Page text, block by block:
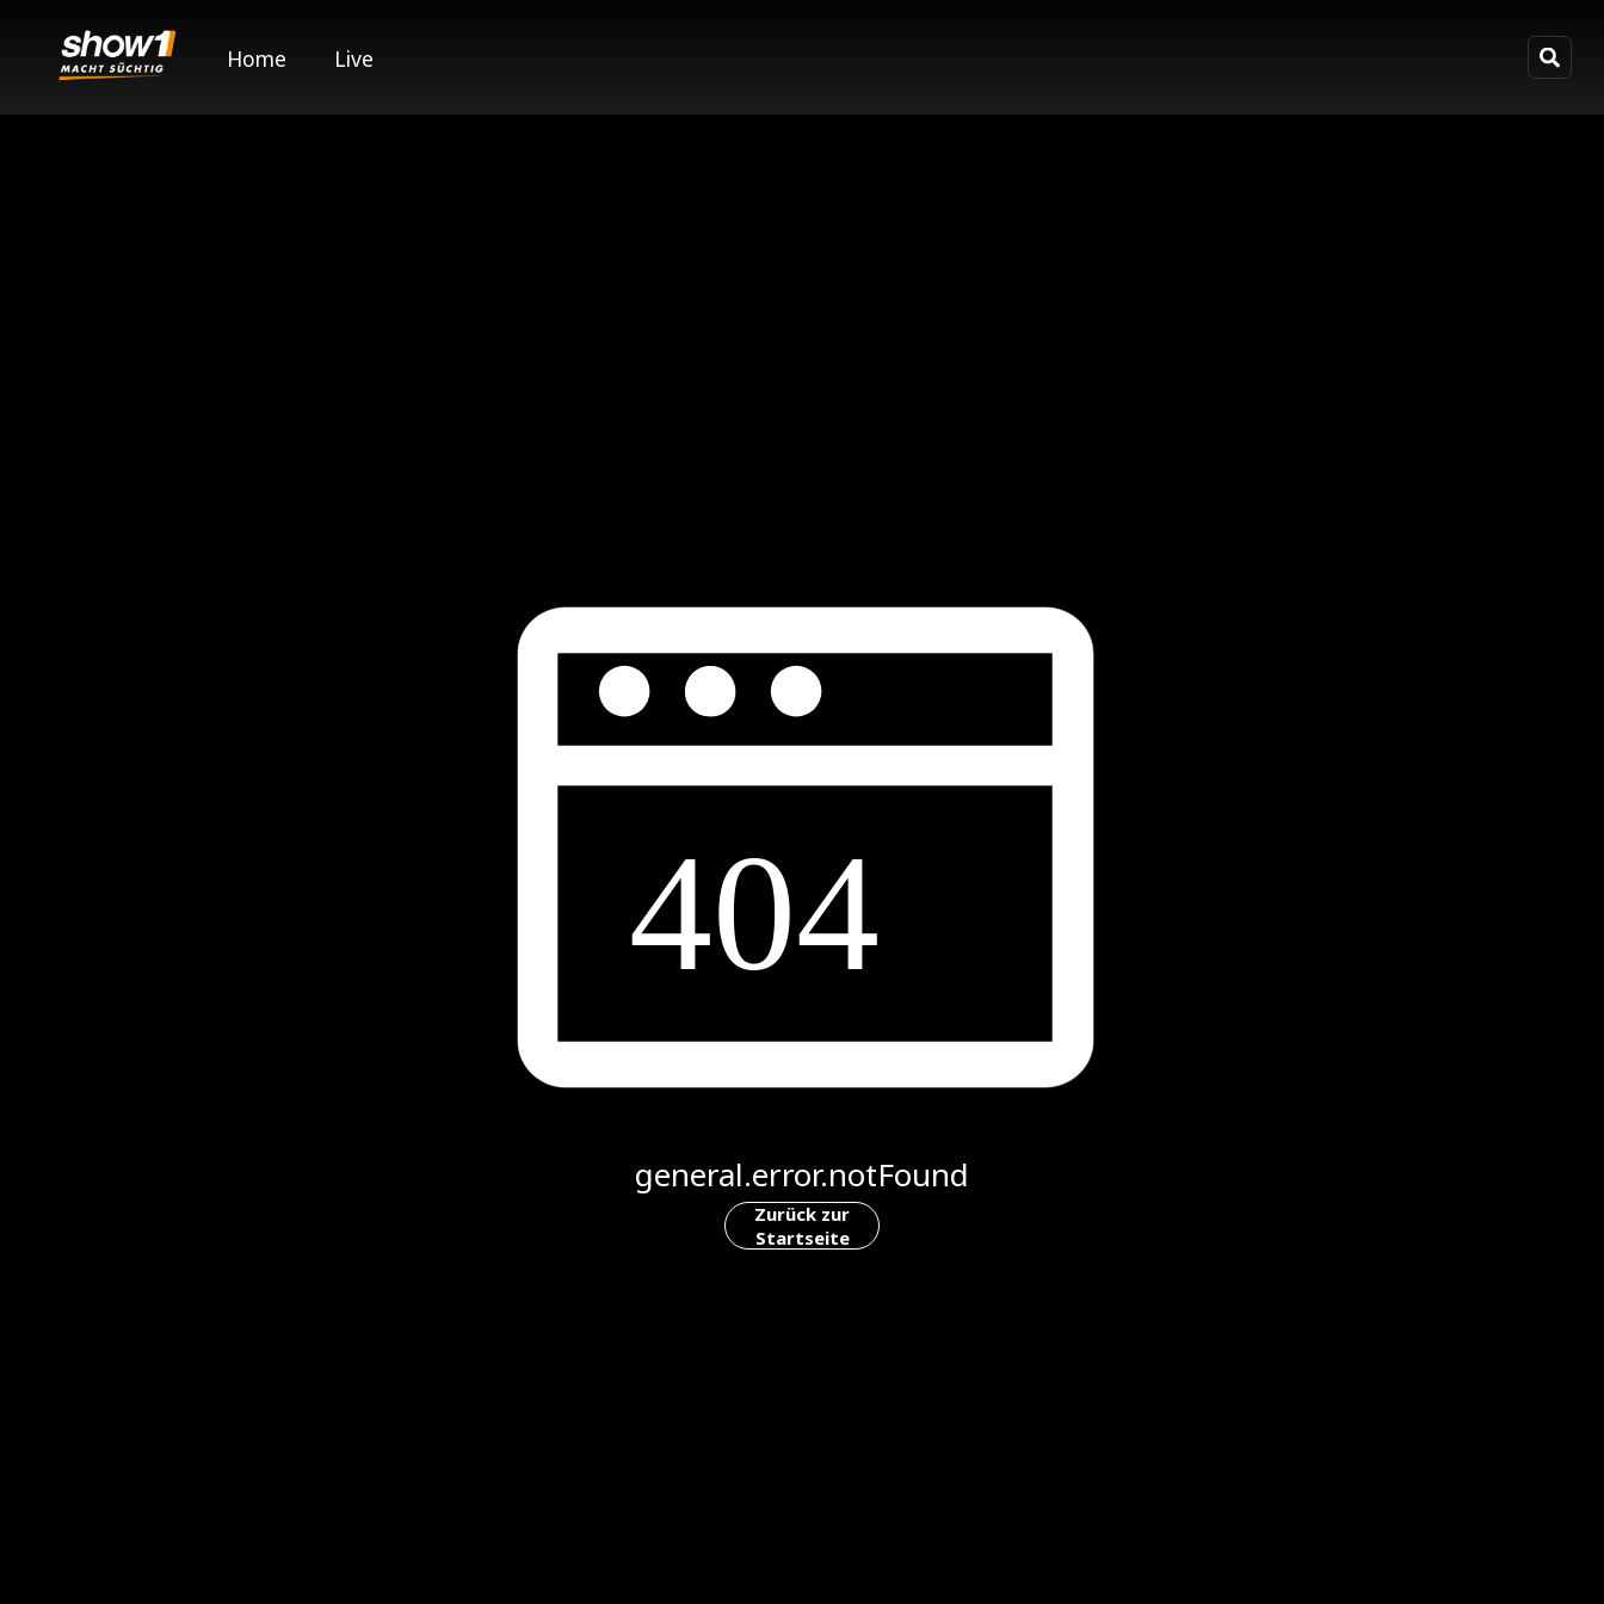
Home Live
general.error.notFound
Zurück zur
Startseite